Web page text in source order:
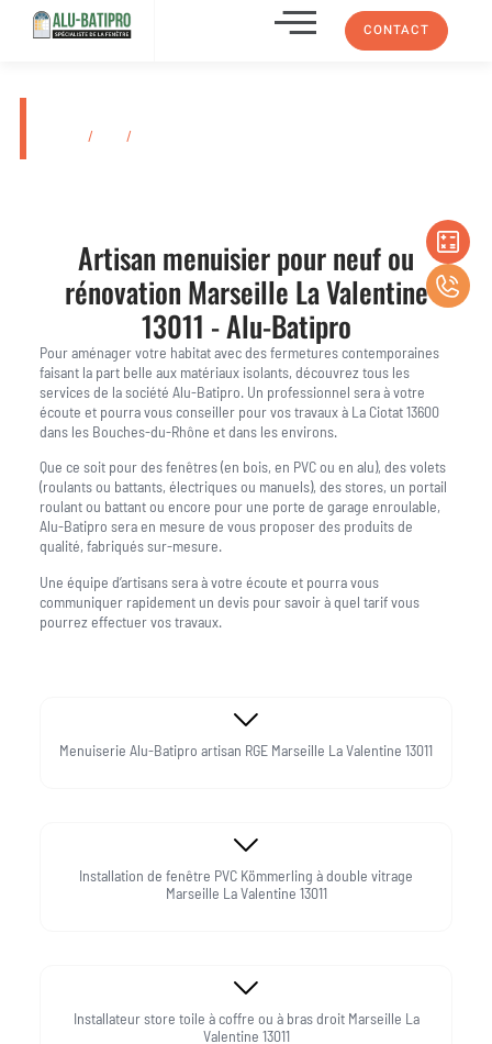
CONTACT
/ /
Artisan menuisier pour neuf ou
rénovation Marseille La Valentine
13011 - Alu-Batipro
Pour aménager votre habitat avec des fermetures contemporaines
faisant la part belle aux matériaux isolants, découvrez tous les
services de la société Alu-Batipro. Un professionnel sera à votre
écoute et pourra vous conseiller pour vos travaux à La Ciotat 13600
dans les Bouches-du-Rhône et dans les environs.
Que ce soit pour des fenêtres (en bois, en PVC ou en alu), des volets
(roulants ou battants, électriques ou manuels), des stores, un portail
roulant ou battant ou encore pour une porte de garage enroulable,
Alu-Batipro sera en mesure de vous proposer des produits de
qualité, fabriqués sur-mesure.
Une équipe d’artisans sera à votre écoute et pourra vous
communiquer rapidement un devis pour savoir à quel tarif vous
pourrez effectuer vos travaux.
Menuiserie Alu-Batipro artisan RGE Marseille La Valentine 13011
Installation de fenêtre PVC Kömmerling à double vitrage
Marseille La Valentine 13011
Installateur store toile à coffre ou à bras droit Marseille La
Valentine 13011